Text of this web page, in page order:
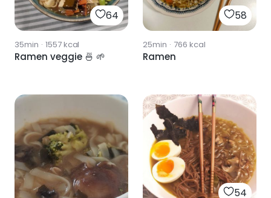
64
35min · 1557kcal
Ramen veggie 🍜 🌱
58
25min · 766 kcal
Ramen
54